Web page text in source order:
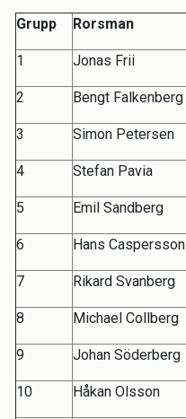
Grupp Rorsman
1 Jonas Frii
2 Bengt Falkenberg
3 Simon Petersen
4 Stefan Pavia
5 Emil Sandberg
6 Hans Caspersson
7 Rikard Svanberg
8 Michael Collberg
9 Johan Söderberg
10 Håkan Olsson